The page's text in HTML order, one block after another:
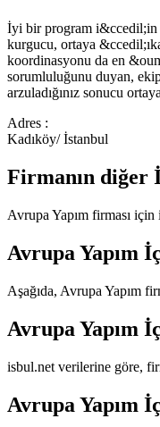
İyi bir program i&ccedil;in
kurgucu, ortaya
koordinasyonu da en
sorumluluğunu duyan,
arzuladığınız sonucu
Adres :
Kadıköy/ İstanbul
Firmanın diğer
Avrupa Yapım firması için
Avrupa Yapım
Aşağıda, Avrupa Yapım
Avrupa Yapım
isbul.net verilerine göre,
Avrupa Yapım